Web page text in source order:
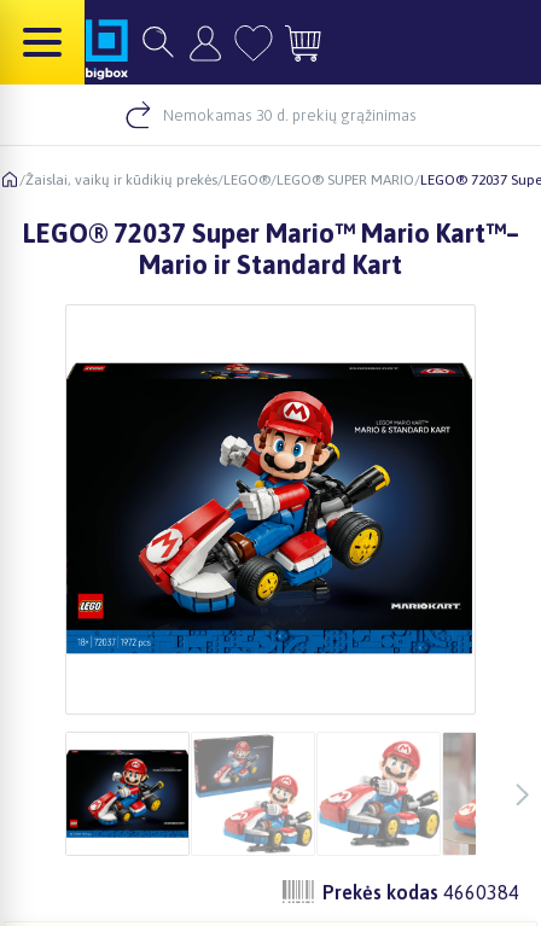
Nemokamas 30 d. prekių grąžinimas
/Žaislai, vaikų ir kūdikių prekės/LEGO®/LEGO® SUPER MARIO/LEGO® 72037
LEGO® 72037 Super Mario™ Mario Kart™–
Mario ir Standard Kart
Prekės kodas 4660384